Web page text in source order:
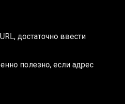
достаточно ввести
полезно, если адрес